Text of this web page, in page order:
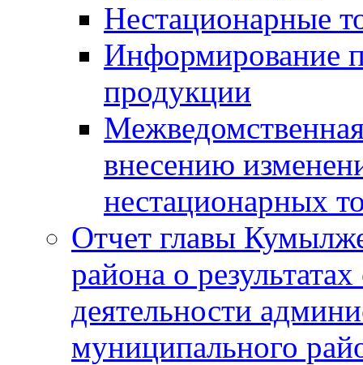
Нестационарные
Информирование
продукции
внесению
нестационарных
Отчет главы
района о
деятельности
муниципального